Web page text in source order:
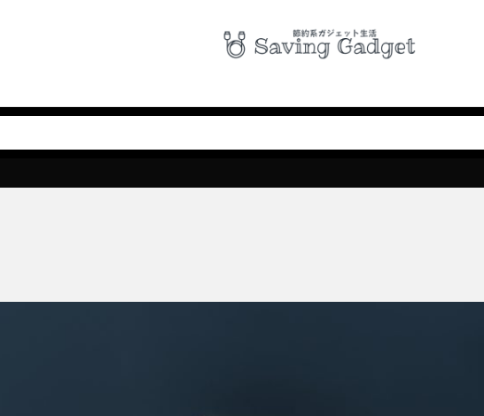
30代 Amazon Google Googleフォト MNP SIMロック解除
相場
車の売却 車検